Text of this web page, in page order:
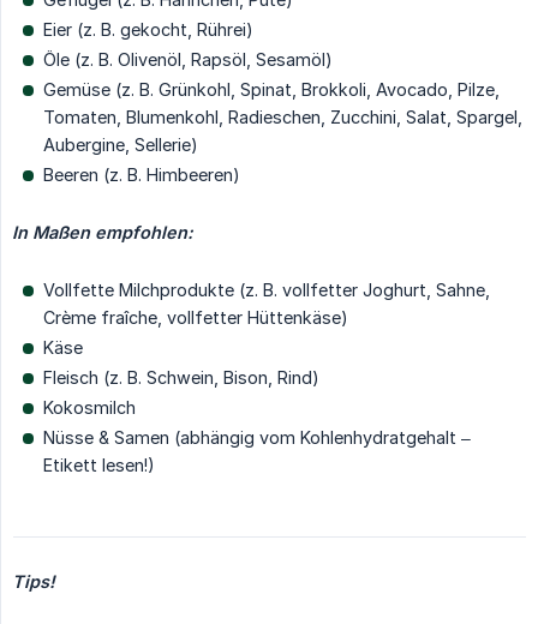
Eier (z. B. gekocht, Rührei)
Öle (z. B. Olivenöl, Rapsöl, Sesamöl)
Gemüse (z. B. Grünkohl, Spinat, Brokkoli, Avocado, Pilze,
Tomaten, Blumenkohl, Radieschen, Zucchini, Salat, Spargel,
Aubergine, Sellerie)
Beeren (z. B. Himbeeren)
In Maßen empfohlen:
Vollfette Milchprodukte (z. B. vollfetter Joghurt, Sahne,
Crème fraîche, vollfetter Hüttenkäse)
Käse
Fleisch (z. B. Schwein, Bison, Rind)
Kokosmilch
Nüsse & Samen (abhängig vom Kohlenhydratgehalt –
Etikett lesen!)
Tips!